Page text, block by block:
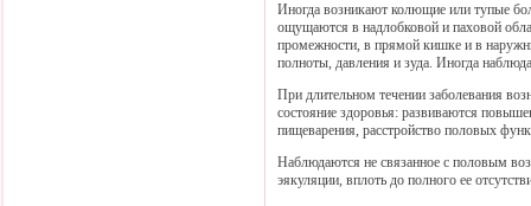
Иногда возникают колющие или тупые
ощущаются в надлобковой и паховой
промежности, в прямой кишке и в
полноты, давления и зуда. Иногда
При длительном течении заболевания
состояние здоровья: развиваются
пищеварения, расстройство половых
Наблюдаются не связанное с половым
эякуляции, вплоть до полного ее